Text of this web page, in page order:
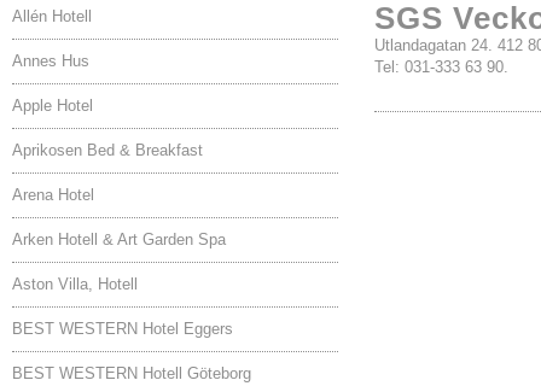
Allén Hotell
Annes Hus
Apple Hotel
Aprikosen Bed & Breakfast
Arena Hotel
Arken Hotell & Art Garden Spa
Aston Villa, Hotell
BEST WESTERN Hotel Eggers
BEST WESTERN Hotell Göteborg
SGS
Utlandagatan 24. 412
Tel: 031-333 63 90.